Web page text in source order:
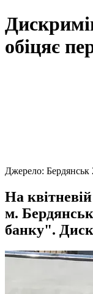
обіцяє
Джерело: Бердянськ
На
м.
банку".